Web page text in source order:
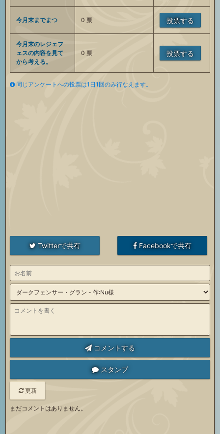
今月末までまつ 0 票 投票する
今月末のレジェフ
ェスの内容を見て
から考える。
0 票 投票する
同じアンケートへの投票は1日1回のみ行なえます。
Twitterで共有 Facebookで共有
コメントする
スタンプ
更新
まだコメントはありません。